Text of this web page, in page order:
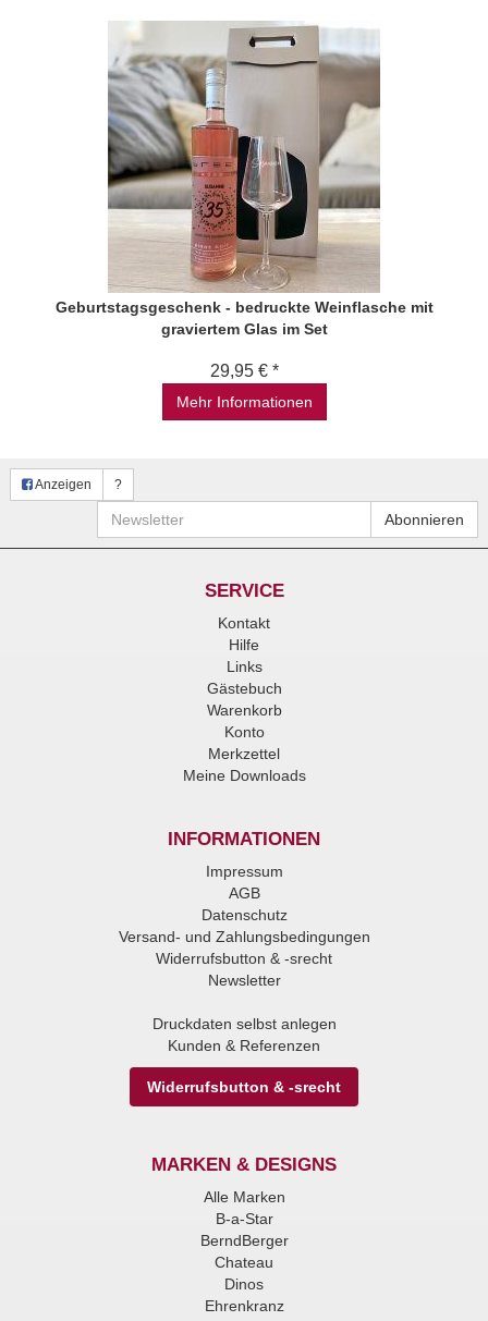
Geburtstagsgeschenk - bedruckte Weinflasche mit
graviertem Glas im Set
29,95 € *
Mehr Informationen
Anzeigen ?
Newsletter Abonnieren
SERVICE
Kontakt
Hilfe
Links
Gästebuch
Warenkorb
Konto
Merkzettel
Meine Downloads
INFORMATIONEN
Impressum
AGB
Datenschutz
Versand- und Zahlungsbedingungen
Widerrufsbutton & -srecht
Newsletter
Druckdaten selbst anlegen
Kunden & Referenzen
Widerrufsbutton & -srecht
MARKEN & DESIGNS
Alle Marken
B-a-Star
BerndBerger
Chateau
Dinos
Ehrenkranz